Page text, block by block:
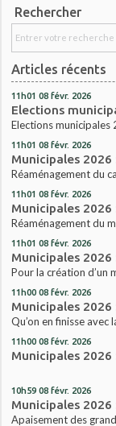
Rechercher
Articles récents
11h01 08 févr. 2026
Elections
Elections
11h01 08 févr. 2026
Municipales
Réaménagement du
11h01 08 févr. 2026
Municipales
Réaménagement du
11h01 08 févr. 2026
Municipales
Pour la création d’un
11h00 08 févr. 2026
Municipales
Qu’on en finisse
11h00 08 févr. 2026
Municipales
10h59 08 févr. 2026
Municipales
Apaisement des